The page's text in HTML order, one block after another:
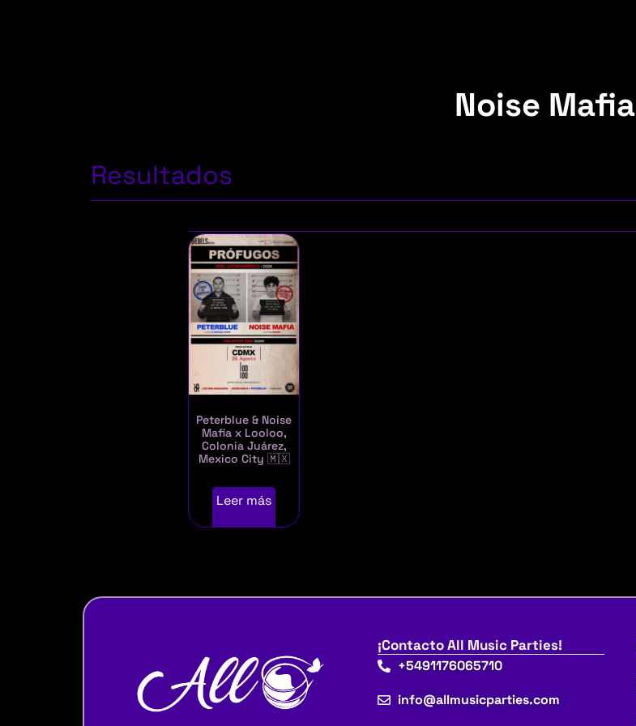
Noise Mafia
Resultados
Peterblue & Noise
Mafia x Looloo,
Colonia Juárez,
Mexico City 🇲🇽
Leer más
¡Contacto All Music Parties!
+5491176065710
info@allmusicparties.com